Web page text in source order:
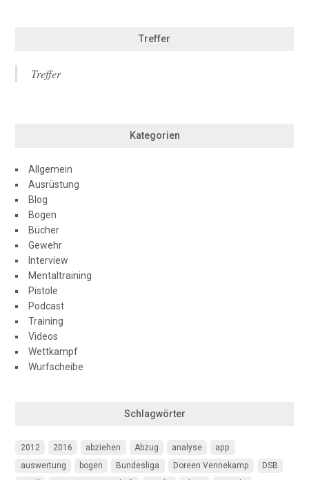
Treffer
Treffer
Kategorien
Allgemein
Ausrüstung
Blog
Bogen
Bücher
Gewehr
Interview
Mentaltraining
Pistole
Podcast
Training
Videos
Wettkampf
Wurfscheibe
Schlagwörter
2012 2016 abziehen Abzug analyse
app
auswertung
bogen Bundesliga Doreen Vennekamp
DSB